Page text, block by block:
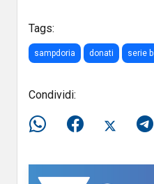
Tags:
sampdoria donati serie b
Condividi: